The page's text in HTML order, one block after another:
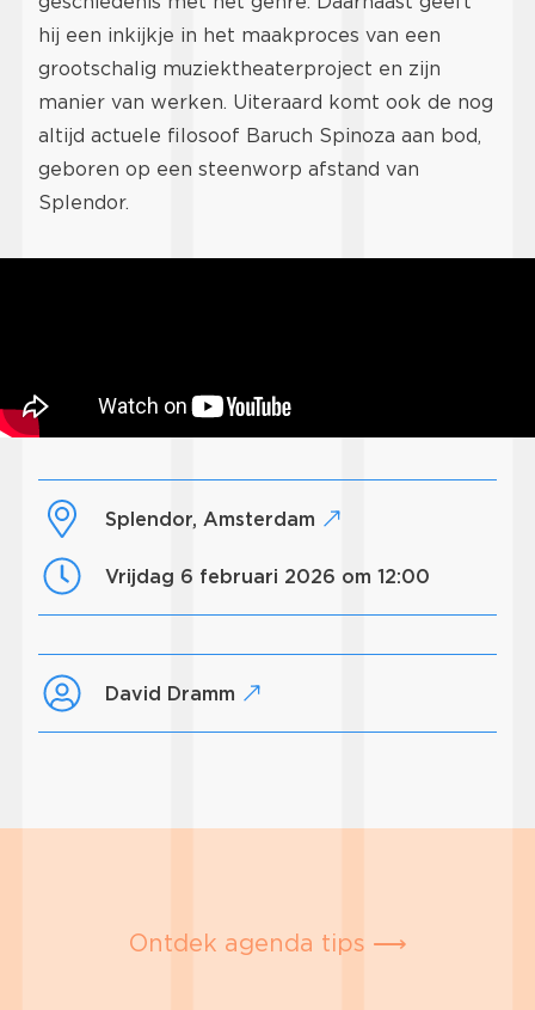
hij een inkijkje in het maakproces van een
grootschalig muziektheaterproject en zijn
manier van werken. Uiteraard komt ook de nog
altijd actuele filosoof Baruch Spinoza aan bod,
geboren op een steenworp afstand van
Splendor.
Splendor, Amsterdam
vrijdag 6 februari 2026 om 12:00
David Dramm
Ontdek agenda tips ⟶